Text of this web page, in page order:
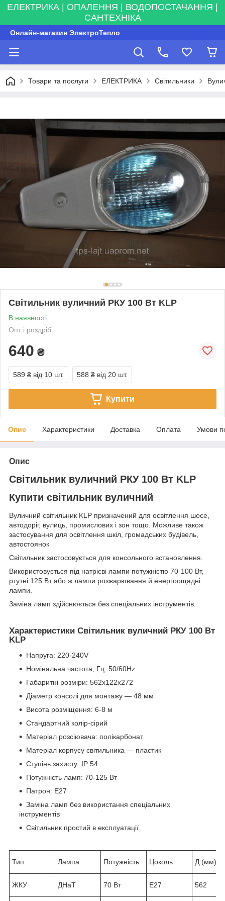
ЕЛЕКТРИКА | ОПАЛЕННЯ | ВОДОПОСТАЧАННЯ |
САНТЕХНІКА
Онлайн-магазин ЭлектроТепло
Товари та послуги ЕЛЕКТРИКА Світильники
Світильник вуличний РКУ 100 Вт KLP
В наявності
Опт і роздріб
640 ₴
589 ₴ від 10 шт. 588 ₴ від 20 шт.
Купити
Опис Характеристики Доставка Оплата Умови
Опис
Світильник вуличний РКУ 100 Вт KLP
Купити світильник вуличний
Вуличний світильник KLP призначений для освітлення шосе,
автодоріг, вулиць, промислових і зон тощо. Можливе також
застосування для освітлення шкіл, громадських будівель,
автостоянок
Світильник застосовується для консольного встановлення.
Використовується під натрієві лампи потужністю 70-100 Вт,
ртутні 125 Вт або ж лампи розжарювання й енергоощадні
лампи.
Заміна ламп здійснюється без спеціальних інструментів.
Характеристики Світильник вуличний РКУ 100 Вт
KLP
Напруга: 220-240V
Номінальна частота, Гц: 50/60Hz
Габаритні розміри: 562х122х272
Діаметр консолі для монтажу — 48 мм
Висота розміщення: 6-8 м
Стандартний колір-сірий
Матеріал розсіювача: полікарбонат
Матеріал корпусу світильника — пластик
Ступінь захисту: IP 54
Потужність ламп: 70-125 Вт
Патрон: Е27
Заміна ламп без використання спеціальних
інструментів
Світильник простий в експлуатації
Тип Лампа Потужність Цоколь Д (мм)
ЖКУ ДНаТ 70 Вт Е27 562